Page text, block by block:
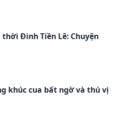
Đinh Tiền Lê: Chuyện
khúc cua bất ngờ và thú vị